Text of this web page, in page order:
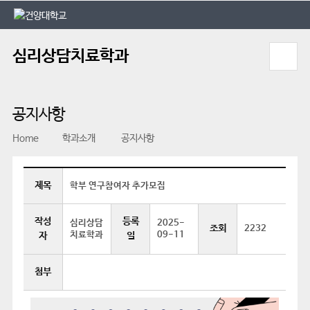
본문 바로가기
대메뉴 바로가기
심리상담치료학과
공지사항
Home 학과소개 공지사항
제목 학부 연구참여자 추가모집
작성
자
심리상담
치료학과
등록
일
2025-
09-11
조회 2232
첨부